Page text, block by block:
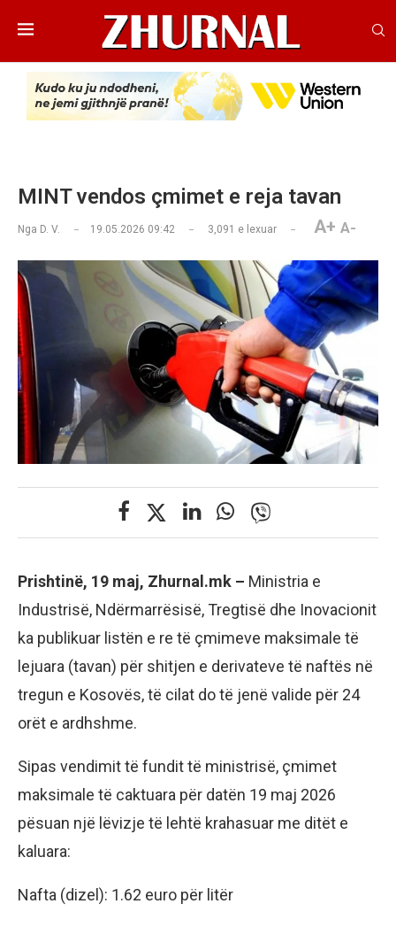
MINT vendos çmimet e reja tavan
Nga D. V. 19.05.2026 09:42 3,091 e lexuar A+ A-
Prishtinë, 19 maj, Zhurnal.mk – Ministria e
Industrisë, Ndërmarrësisë, Tregtisë dhe Inovacionit
ka publikuar listën e re të çmimeve maksimale të
lejuara (tavan) për shitjen e derivateve të naftës në
tregun e Kosovës, të cilat do të jenë valide për 24
orët e ardhshme.
Sipas vendimit të fundit të ministrisë, çmimet
maksimale të caktuara për datën 19 maj 2026
pësuan një lëvizje të lehtë krahasuar me ditët e
kaluara:
Nafta (dizel): 1.62 euro për litër